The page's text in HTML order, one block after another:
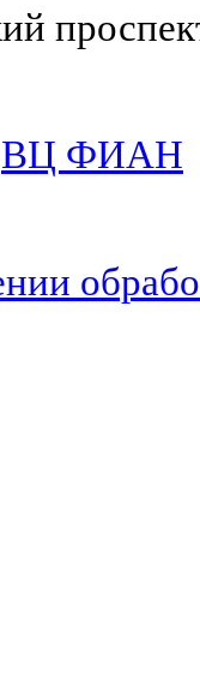
ВЦ ФИАН